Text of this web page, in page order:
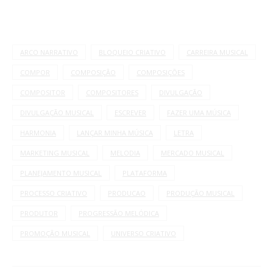
ARCO NARRATIVO BLOQUEIO CRIATIVO CARREIRA MUSICAL
COMPOSIÇÃO
COMPOSITOR COMPOSITORES DIVULGAÇÃO
DIVULGAÇÃO MUSICAL FAZER UMA MÚSICA
HARMONIA LANÇAR MINHA MÚSICA LETRA
MARKETING MUSICAL MELODIA MERCADO MUSICAL
PLANEJAMENTO MUSICAL PLATAFORMA
PROCESSO CRIATIVO PRODUCAO PRODUÇÃO MUSICAL
PRODUTOR PROGRESSÃO MELÓDICA
PROMOÇÃO MUSICAL UNIVERSO CRIATIVO